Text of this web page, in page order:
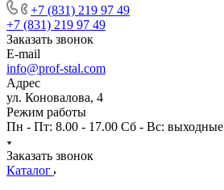
+7 (831) 219 97 49
+7 (831) 219 97 49
Заказать звонок
E-mail
info@prof-stal.com
Адрес
ул. Коновалова, 4
Режим работы
Пн - Пт: 8.00 - 17.00 Сб - Вс: выходные
Заказать звонок
Каталог